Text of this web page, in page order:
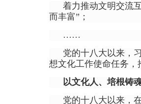
着力推动文明交流
而丰富”；
……
党的十八大以来，
想文化工作使命任务
以文化人、培根铸
党的十八大以来，